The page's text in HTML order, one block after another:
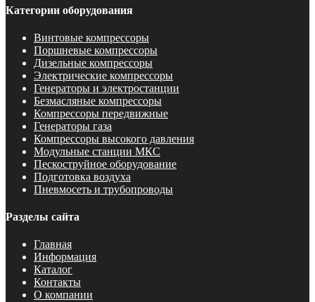
Категории оборудования
Винтовые компрессоры
Поршневые компрессоры
Дизельные компрессоры
Электрические компрессоры
Генераторы и электростанции
Безмасляные компрессоры
Компрессоры передвижные
Генераторы газа
Компрессоры высокого давления
Модульные станции МКС
Пескоструйное оборудование
Подготовка воздуха
Пневмосеть и трубопроводы
Разделы сайта
Главная
Информация
Каталог
Контакты
О компании